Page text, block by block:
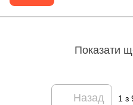
Показати
Назад 1 з